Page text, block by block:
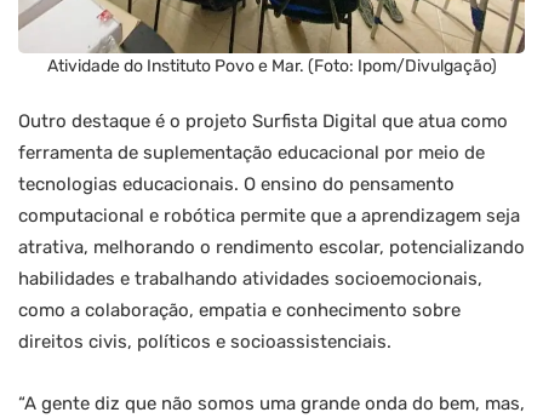
Atividade do Instituto Povo e Mar. (Foto: Ipom/Divulgação)
Outro destaque é o projeto Surfista Digital que atua como
ferramenta de suplementação educacional por meio de
tecnologias educacionais. O ensino do pensamento
computacional e robótica permite que a aprendizagem seja
atrativa, melhorando o rendimento escolar, potencializando
habilidades e trabalhando atividades socioemocionais,
como a colaboração, empatia e conhecimento sobre
direitos civis, políticos e socioassistenciais.
“A gente diz que não somos uma grande onda do bem, mas,